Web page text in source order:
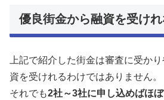
優良街金から融資を受け
上記で紹介した街金は審査に受か
資を受けれるわけではありません。
それでも2社～3社に申し込めばほ